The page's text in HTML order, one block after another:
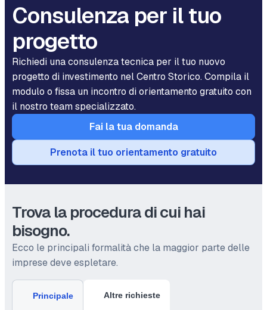
Consulenza per il tuo
progetto
Richiedi una consulenza tecnica per il tuo nuovo
progetto di investimento nel Centro Storico. Compila il
modulo o fissa un incontro di orientamento gratuito con
il nostro team specializzato.
Fai la tua domanda
Prenota il tuo orientamento gratuito
Trova la procedura di cui hai
bisogno.
Ecco le principali formalità che la maggior parte delle
imprese deve espletare.
Principale Altre richieste